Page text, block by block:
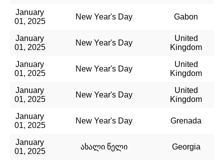
January
01, 2025
New Year's Day Gabon
January
01, 2025
New Year's Day
United
Kingdom
January
01, 2025
New Year's Day
United
Kingdom
January
01, 2025
New Year's Day
United
Kingdom
January
01, 2025
New Year's Day Grenada
January
01, 2025
ახალი წელი Georgia